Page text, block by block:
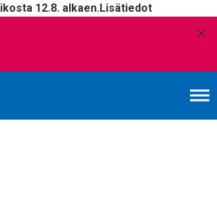
12.8. alkaen.Lisätiedot